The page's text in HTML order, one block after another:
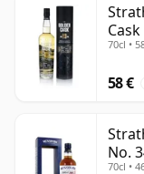
Cask
70cl •
58 €
No.
70cl •